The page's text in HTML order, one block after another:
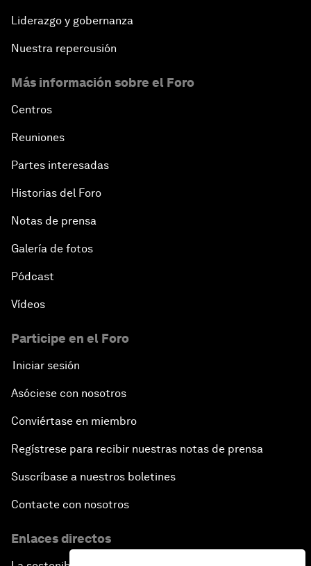
Liderazgo y gobernanza
Nuestra repercusión
Más información sobre el Foro
Centros
Reuniones
Partes interesadas
Historias del Foro
Notas de prensa
Galería de fotos
Pódcast
Vídeos
Participe en el Foro
Iniciar sesión
Asóciese con nosotros
Conviértase en miembro
Regístrese para recibir nuestras notas de prensa
Suscríbase a nuestros boletines
Contacte con nosotros
Enlaces directos